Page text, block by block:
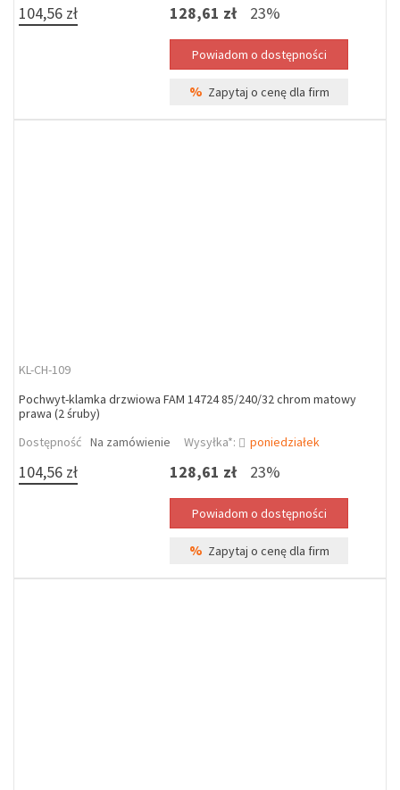
104,56 zł 128,61 zł 23%
% Zapytaj o cenę dla firm
KL-CH-109
Pochwyt-klamka drzwiowa FAM 14724 85/240/32 chrom matowy
prawa (2 śruby)
Dostępność Na zamówienie Wysyłka*: poniedziałek
104,56 zł 128,61 zł 23%
% Zapytaj o cenę dla firm